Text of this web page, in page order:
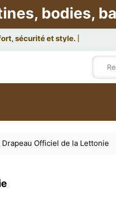
bodies,
Drapeau Officiel de la Lettonie